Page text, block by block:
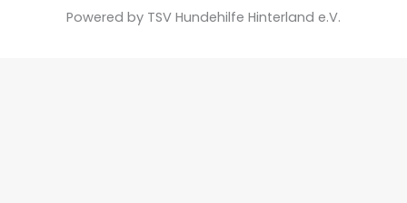
Powered by TSV Hundehilfe Hinterland e.V.